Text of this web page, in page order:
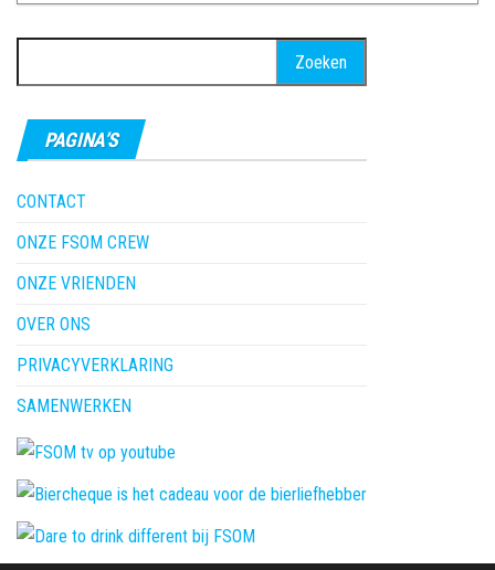
naar:
PAGINA’S
CONTACT
ONZE FSOM CREW
ONZE VRIENDEN
OVER ONS
PRIVACYVERKLARING
SAMENWERKEN